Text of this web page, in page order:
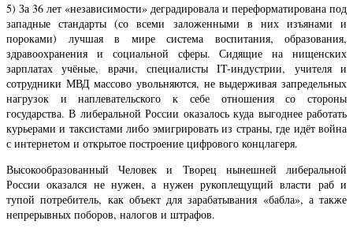
5) За 36 лет «независимости» деградировала и переформатирована под
западные стандарты (со всеми заложенными в них изъянами и
пороками) лучшая в мире система воспитания, образования,
здравоохранения и социальной сферы. Сидящие на нищенских
зарплатах учёные, врачи, специалисты IT-индустрии, учителя и
сотрудники МВД массово увольняются, не выдерживая запредельных
нагрузок и наплевательского к себе отношения со стороны
государства. В либеральной России оказалось куда выгоднее работать
курьерами и таксистами либо эмигрировать из страны, где идёт война
с интернетом и открытое построение цифрового концлагеря.
Высокообразованный Человек и Творец нынешней либеральной
России оказался не нужен, а нужен рукоплещущий власти раб и
тупой потребитель, как объект для зарабатывания «бабла», а также
непрерывных поборов, налогов и штрафов.